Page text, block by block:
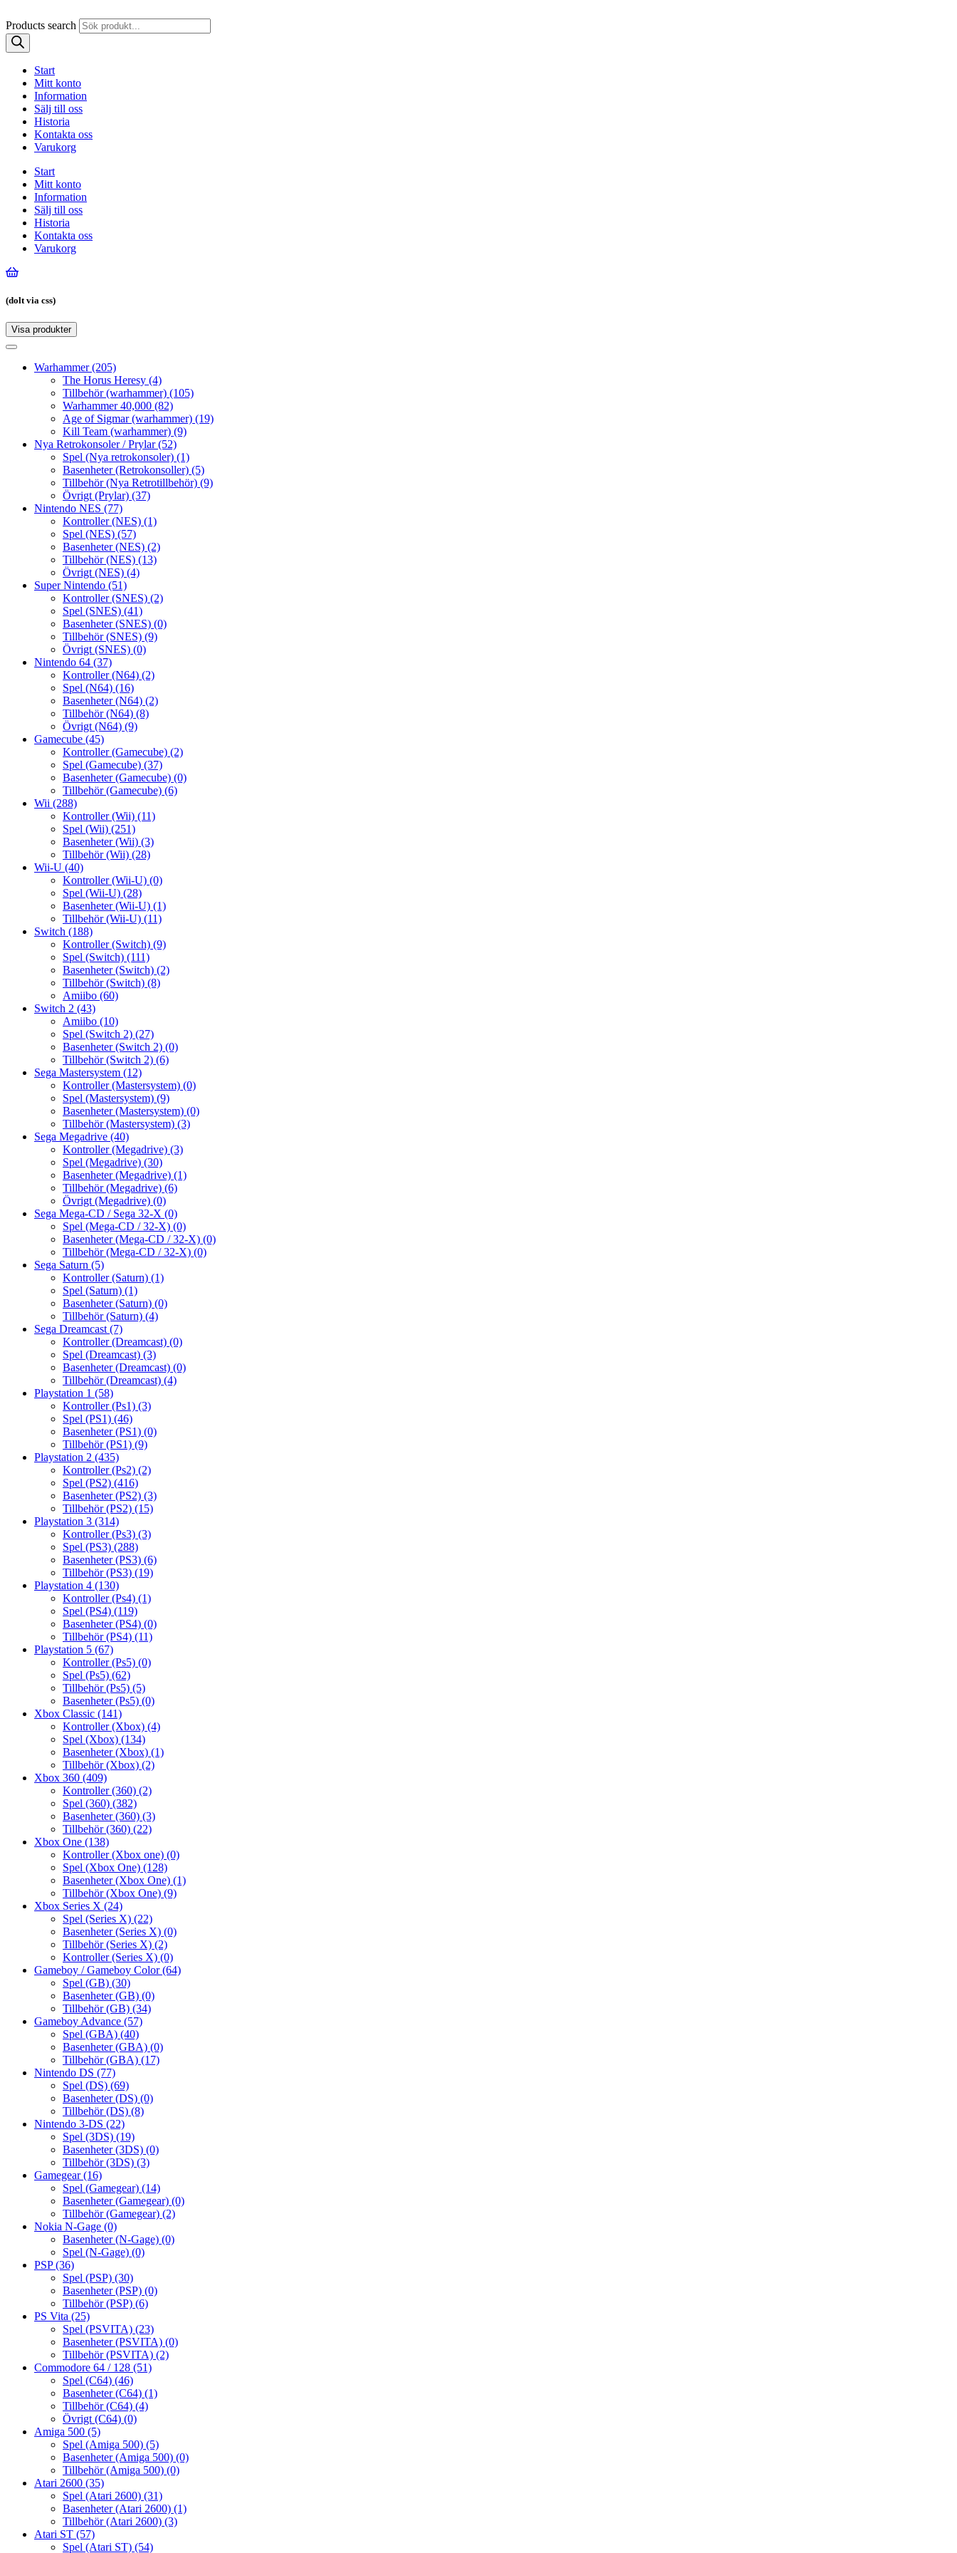
Products search
Start
Mitt konto
Information
Sälj till oss
Historia
Kontakta oss
Varukorg
Start
Mitt konto
Information
Sälj till oss
Historia
Kontakta oss
Varukorg
(dolt via css)
Visa produkter
Toggle
Toggle
navigationWarhammer(205)
The Horus Heresy (4)
Tillbehör (warhammer) (105)
Warhammer 40,000 (82)
Age of Sigmar (warhammer) (19)
Kill Team (warhammer) (9)
Nya Retrokonsoler / Prylar(52)
Spel (Nya retrokonsoler) (1)
Basenheter (Retrokonsoller) (5)
Tillbehör (Nya Retrotillbehör) (9)
Övrigt (Prylar) (37)
Nintendo NES (77)
Kontroller (NES) (1)
Spel (NES) (57)
Basenheter (NES) (2)
Tillbehör (NES) (13)
Övrigt (NES) (4)
Super Nintendo (51)
Kontroller (SNES) (2)
Spel (SNES) (41)
Basenheter (SNES) (0)
Tillbehör (SNES) (9)
Övrigt (SNES) (0)
Nintendo 64 (37)
Kontroller (N64) (2)
Spel (N64) (16)
Basenheter (N64) (2)
Tillbehör (N64) (8)
Övrigt (N64) (9)
Gamecube (45)
Kontroller (Gamecube) (2)
Spel (Gamecube) (37)
Basenheter (Gamecube) (0)
Tillbehör (Gamecube) (6)
Wii (288)
Kontroller (Wii) (11)
Spel (Wii) (251)
Basenheter (Wii) (3)
Tillbehör (Wii) (28)
Wii-U (40)
Kontroller (Wii-U) (0)
Spel (Wii-U) (28)
Basenheter (Wii-U) (1)
Tillbehör (Wii-U) (11)
Switch (188)
Kontroller (Switch) (9)
Spel (Switch) (111)
Basenheter (Switch) (2)
Tillbehör (Switch) (8)
Amiibo (60)
Switch 2 (43)
Amiibo (10)
Spel (Switch 2) (27)
Basenheter (Switch 2) (0)
Tillbehör (Switch 2) (6)
Sega Mastersystem (12)
Kontroller (Mastersystem) (0)
Spel (Mastersystem) (9)
Basenheter (Mastersystem) (0)
Tillbehör (Mastersystem) (3)
Sega Megadrive (40)
Kontroller (Megadrive) (3)
Spel (Megadrive) (30)
Basenheter (Megadrive) (1)
Tillbehör (Megadrive) (6)
Övrigt (Megadrive) (0)
Sega Mega-CD / Sega 32-X (0)
Spel (Mega-CD / 32-X) (0)
Basenheter (Mega-CD / 32-X) (0)
Tillbehör (Mega-CD / 32-X) (0)
Sega Saturn (5)
Kontroller (Saturn) (1)
Spel (Saturn) (1)
Basenheter (Saturn) (0)
Tillbehör (Saturn) (4)
Sega Dreamcast (7)
Kontroller (Dreamcast) (0)
Spel (Dreamcast) (3)
Basenheter (Dreamcast) (0)
Tillbehör (Dreamcast) (4)
Playstation 1 (58)
Kontroller (Ps1) (3)
Spel (PS1) (46)
Basenheter (PS1) (0)
Tillbehör (PS1) (9)
Playstation 2 (435)
Kontroller (Ps2) (2)
Spel (PS2) (416)
Basenheter (PS2) (3)
Tillbehör (PS2) (15)
Playstation 3 (314)
Kontroller (Ps3) (3)
Spel (PS3) (288)
Basenheter (PS3) (6)
Tillbehör (PS3) (19)
Playstation 4 (130)
Kontroller (Ps4) (1)
Spel (PS4) (119)
Basenheter (PS4) (0)
Tillbehör (PS4) (11)
Playstation 5 (67)
Kontroller (Ps5) (0)
Spel (Ps5) (62)
Tillbehör (Ps5) (5)
Basenheter (Ps5) (0)
Xbox Classic (141)
Kontroller (Xbox) (4)
Spel (Xbox) (134)
Basenheter (Xbox) (1)
Tillbehör (Xbox) (2)
Xbox 360 (409)
Kontroller (360) (2)
Spel (360) (382)
Basenheter (360) (3)
Tillbehör (360) (22)
Xbox One (138)
Kontroller (Xbox one) (0)
Spel (Xbox One) (128)
Basenheter (Xbox One) (1)
Tillbehör (Xbox One) (9)
Xbox Series X (24)
Spel (Series X) (22)
Basenheter (Series X) (0)
Tillbehör (Series X) (2)
Kontroller (Series X) (0)
Gameboy / Gameboy Color(64)
Spel (GB) (30)
Basenheter (GB) (0)
Tillbehör (GB) (34)
Gameboy Advance (57)
Spel (GBA) (40)
Basenheter (GBA) (0)
Tillbehör (GBA) (17)
Nintendo DS (77)
Spel (DS) (69)
Basenheter (DS) (0)
Tillbehör (DS) (8)
Nintendo 3-DS (22)
Spel (3DS) (19)
Basenheter (3DS) (0)
Tillbehör (3DS) (3)
Gamegear(16)
Spel (Gamegear) (14)
Basenheter (Gamegear) (0)
Tillbehör (Gamegear) (2)
Nokia N-Gage (0)
Basenheter (N-Gage) (0)
Spel (N-Gage) (0)
PSP(36)
Spel (PSP) (30)
Basenheter (PSP) (0)
Tillbehör (PSP) (6)
PS Vita (25)
Spel (PSVITA) (23)
Basenheter (PSVITA) (0)
Tillbehör (PSVITA) (2)
Commodore 64 / 128 (51)
Spel (C64) (46)
Basenheter (C64) (1)
Tillbehör (C64) (4)
Övrigt (C64) (0)
Amiga 500 (5)
Spel (Amiga 500) (5)
Basenheter (Amiga 500) (0)
Tillbehör (Amiga 500) (0)
Atari 2600 (35)
Spel (Atari 2600) (31)
Basenheter (Atari 2600) (1)
Tillbehör (Atari 2600) (3)
Atari ST (57)
Spel (Atari ST) (54)